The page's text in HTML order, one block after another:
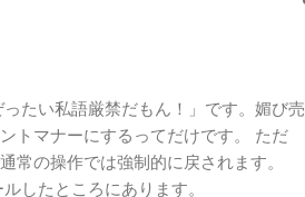
versions/versions.json にアクセスす
たい私語厳禁だもん！」です。媚び売
トマナーにするってだけです。 ただ
常の操作では強制的に戻されます。
したところにあります。